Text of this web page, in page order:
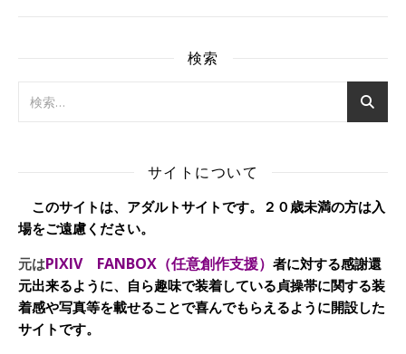
検索
サイトについて
このサイトは、アダルトサイトです。２０歳未満の方は入
場をご遠慮ください。
元はPIXIV FANBOX（任意創作支援） 者に対する感謝還
元出来るように、自ら趣味で装着している貞操帯に関する装
着感や写真等を載せることで喜んでもらえるように開設した
サイトです。